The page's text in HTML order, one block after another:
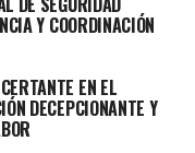
Y COORDINACIÓN
EN EL
DECEPCIONANTE Y